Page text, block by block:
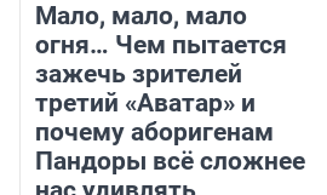
Мало, мало, мало
огня… Чем пытается
зажечь зрителей
третий «Аватар» и
почему аборигенам
Пандоры всё сложнее